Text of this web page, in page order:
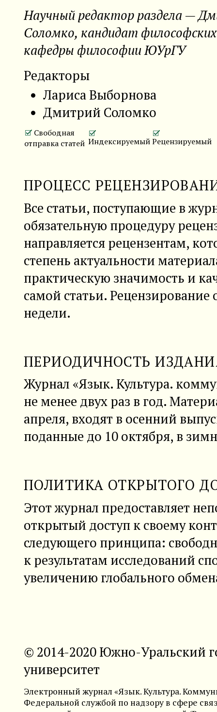
Научный редактор раздела —
Соломко, кандидат
кафедры философии ЮУрГУ
Редакторы
Лариса Выборнова
Дмитрий Соломко
Свободная
отправка статей ИндексируемыйРецензируемый
ПРОЦЕСС
Все статьи, поступающие в
обязательную процедуру
направляется рецензентам,
степень актуальности
практическую значимость и
самой статьи.
недели.
ПЕРИОДИЧНОСТЬ
Журнал «Язык. Культура.
не менее двух раз в год.
апреля, входят в осенний
поданные до 10 октября, в
ПОЛИТИКА ОТКРЫТОГО
Этот журнал предоставляет
открытый доступ к своему
следующего принципа:
к результатам исследований
увеличению глобального
© 2014-2020 Южно-Уральский
университет
Электронный журнал «Язык. Культура.
Федеральной службой по надзору в сфере